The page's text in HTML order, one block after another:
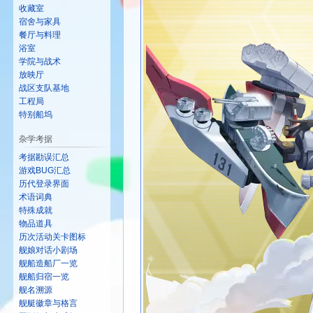
收藏室
宿舍与家具
餐厅与料理
浴室
学院与战术
放映厅
战区支队基地
工程局
特别船坞
杂学考据
考据勘误汇总
游戏BUG汇总
历代登录界面
术语词典
特殊成就
物品道具
历次活动关卡图标
舰娘对话小剧场
舰船造船厂一览
舰船归宿一览
舰名溯源
舰艇徽章与格言